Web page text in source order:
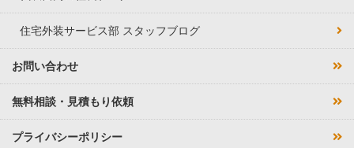
住宅外装サービス部 スタッフブログ
お問い合わせ
無料相談・見積もり依頼
プライバシーポリシー